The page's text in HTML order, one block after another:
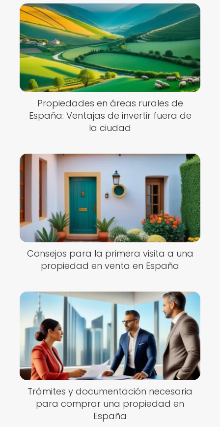
Propiedades en áreas rurales de
España: Ventajas de invertir fuera de
la ciudad
Consejos para la primera visita a una
propiedad en venta en España
Trámites y documentación necesaria
para comprar una propiedad en
España